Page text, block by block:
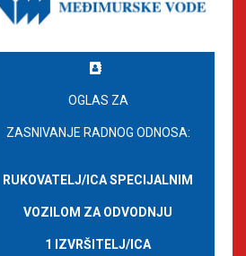
OGLAS ZA
ZASNIVANJE RADNOG ODNOSA:
RUKOVATELJ/ICA SPECIJALNIM
VOZILOM ZA ODVODNJU
1 IZVRŠITELJ/ICA